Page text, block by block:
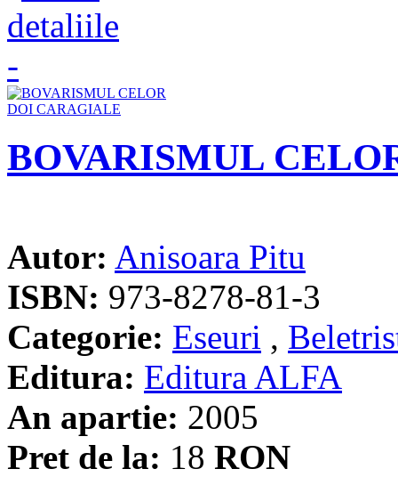
BOVARISMUL
Autor: Anisoara Pitu
ISBN: 973-8278-81-3
Categorie: Eseuri ,
Editura: Editura ALFA
An apartie: 2005
Pret de la: 18 RON